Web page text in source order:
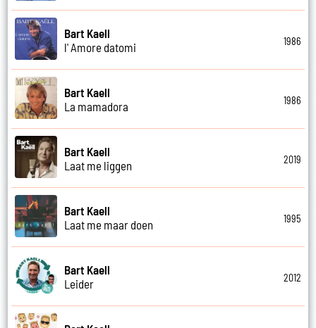
Bart Kaell
l' Amore datomi
1986
Bart Kaell
La mamadora
1986
Bart Kaell
Laat me liggen
2019
Bart Kaell
Laat me maar doen
1995
Bart Kaell
Leider
2012